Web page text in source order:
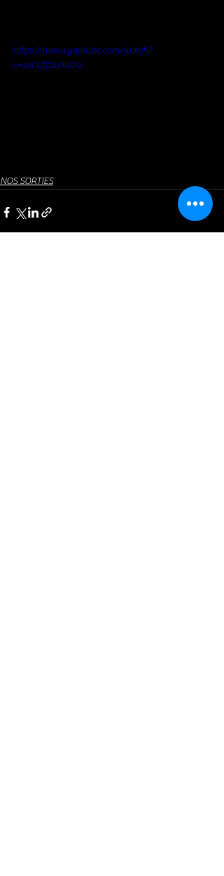
https://www.youtube.com/watch?
v=wCCfc2vAuDU
NOS SORTIES